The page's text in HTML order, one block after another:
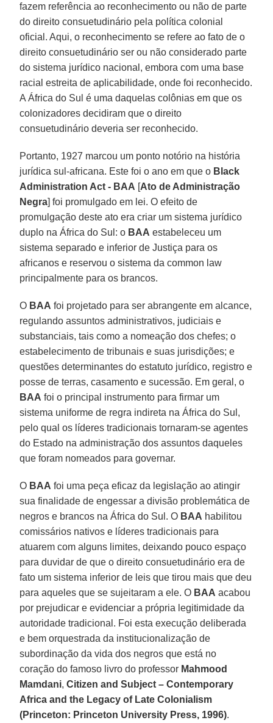
fazem referência ao reconhecimento ou não de parte
do direito consuetudinário pela política colonial
oficial. Aqui, o reconhecimento se refere ao fato de o
direito consuetudinário ser ou não considerado parte
do sistema jurídico nacional, embora com uma base
racial estreita de aplicabilidade, onde foi reconhecido.
A África do Sul é uma daquelas colônias em que os
colonizadores decidiram que o direito
consuetudinário deveria ser reconhecido.
Portanto, 1927 marcou um ponto notório na história
jurídica sul-africana. Este foi o ano em que o Black
Administration Act - BAA [Ato de Administração
Negra] foi promulgado em lei. O efeito de
promulgação deste ato era criar um sistema jurídico
duplo na África do Sul: o BAA estabeleceu um
sistema separado e inferior de Justiça para os
africanos e reservou o sistema da common law
principalmente para os brancos.
O BAA foi projetado para ser abrangente em alcance,
regulando assuntos administrativos, judiciais e
substanciais, tais como a nomeação dos chefes; o
estabelecimento de tribunais e suas jurisdições; e
questões determinantes do estatuto jurídico, registro e
posse de terras, casamento e sucessão. Em geral, o
BAA foi o principal instrumento para firmar um
sistema uniforme de regra indireta na África do Sul,
pelo qual os líderes tradicionais tornaram-se agentes
do Estado na administração dos assuntos daqueles
que foram nomeados para governar.
O BAA foi uma peça eficaz da legislação ao atingir
sua finalidade de engessar a divisão problemática de
negros e brancos na África do Sul. O BAA habilitou
comissários nativos e líderes tradicionais para
atuarem com alguns limites, deixando pouco espaço
para duvidar de que o direito consuetudinário era de
fato um sistema inferior de leis que tirou mais que deu
para aqueles que se sujeitaram a ele. O BAA acabou
por prejudicar e evidenciar a própria legitimidade da
autoridade tradicional. Foi esta execução deliberada
e bem orquestrada da institucionalização de
subordinação da vida dos negros que está no
coração do famoso livro do professor Mahmood
Mamdani,Citizen and Subject – Contemporary
Africa and the Legacy of Late Colonialism
(Princeton: Princeton University Press, 1996).